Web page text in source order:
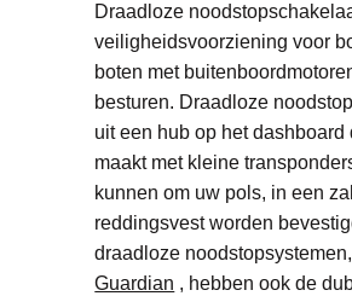
Draadloze
veiligheidsvoorziening voor
boten met
besturen. Draadloze
uit een hub op het dashboard
maakt met kleine
kunnen om uw pols, in een
reddingsvest worden
draadloze
Guardian , hebben ook de